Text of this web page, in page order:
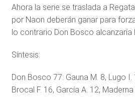
Ahora la serie se traslada a
por Naon deberán ganar para
lo contrario Don Bosco alcanzaría
Síntesis:
Don Bosco 77: Gauna M. 8, Lugo
Brocal F. 16, García A. 12,